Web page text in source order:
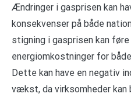
Ændringer i gasprisen kan
konsekvenser på både
stigning i gasprisen kan
energiomkostninger for
Dette kan have en negativ
vækst, da virksomheder